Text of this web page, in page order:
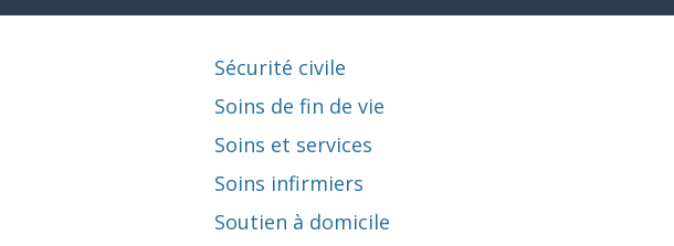
Sécurité civile
Soins de fin de vie
Soins et services
Soins infirmiers
Soutien à domicile